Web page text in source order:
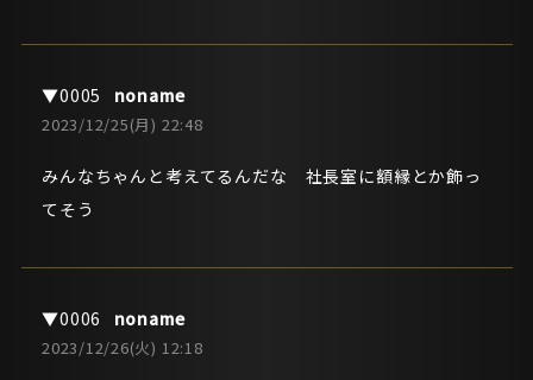
noname
2023/12/25(月) 22:48
みんなちゃんと考えてるんだな 社長室に額縁とか飾っ
てそう
noname
2023/12/26(火) 12:18